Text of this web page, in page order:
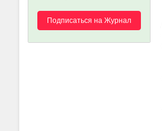
Подписаться на Журнал